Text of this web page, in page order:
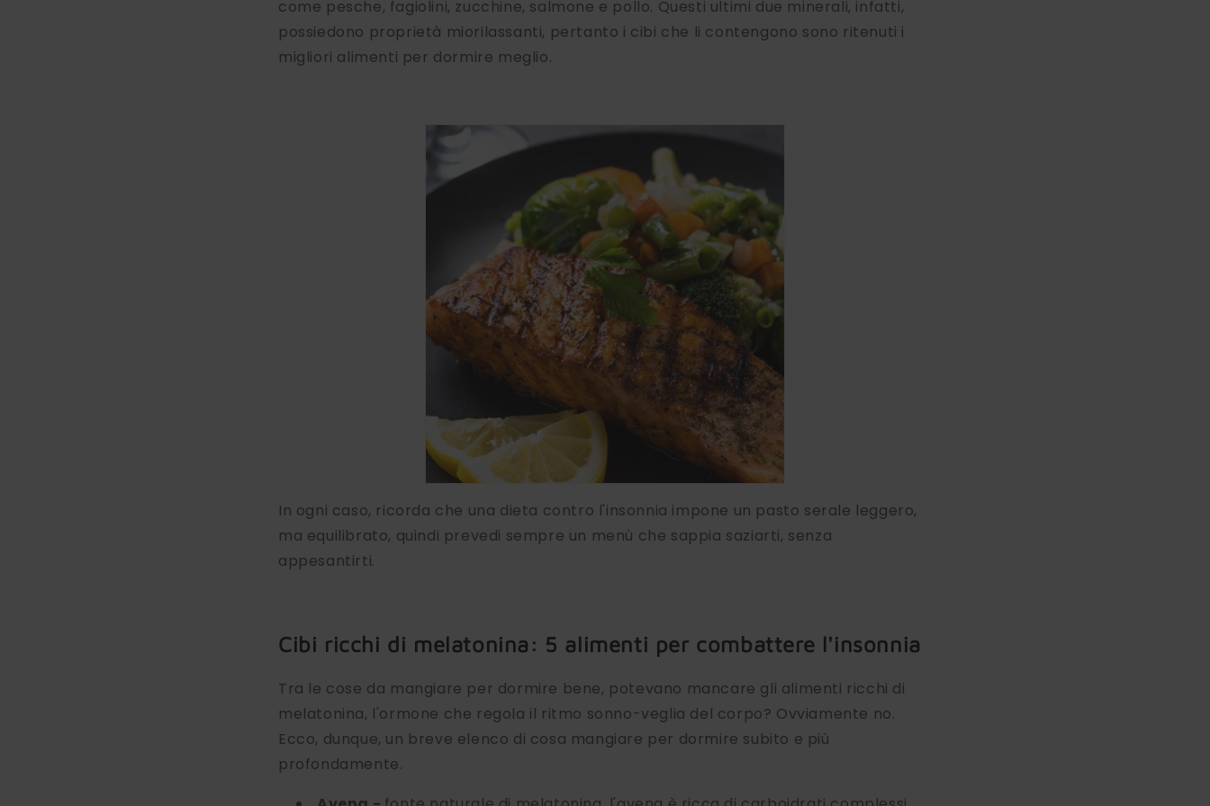
come pesche, fagiolini, zucchine, salmone e pollo. Questi ultimi due minerali, infatti,
possiedono proprietà miorilassanti, pertanto i cibi che li contengono sono ritenuti i
migliori alimenti per dormire meglio.
In ogni caso, ricorda che una dieta contro l'insonnia impone un pasto serale leggero,
ma equilibrato, quindi prevedi sempre un menù che sappia saziarti, senza
appesantirti.
Cibi ricchi di melatonina: 5 alimenti per combattere l'insonnia
Tra le cose da mangiare per dormire bene, potevano mancare gli alimenti ricchi di
melatonina, l'ormone che regola il ritmo sonno-veglia del corpo? Ovviamente no.
Ecco, dunque, un breve elenco di cosa mangiare per dormire subito e più
profondamente.